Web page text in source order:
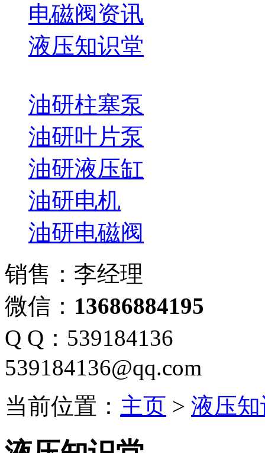
电磁阀资讯
液压知识堂
油研柱塞泵
油研叶片泵
油研液压缸
油研电机
油研电磁阀
销售：李经理
微信： 13686884195
Q Q：539184136
539184136@qq.com
当前位置： 主页 > 液压